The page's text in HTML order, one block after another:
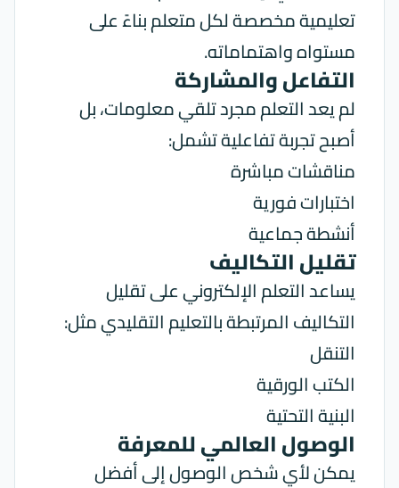
تعليمية مخصصة لكل متعلم بناءً على
مستواه واهتماماته.
التفاعل والمشاركة
لم يعد التعلم مجرد تلقي معلومات، بل
أصبح تجربة تفاعلية تشمل:
مناقشات مباشرة
اختبارات فورية
أنشطة جماعية
تقليل التكاليف
يساعدالتعلمالإلكتروني على تقليل
التكاليف المرتبطة بالتعليم التقليدي مثل:
التنقل
الكتب الورقية
البنية التحتية
الوصول العالمي للمعرفة
يمكن لأي شخص الوصول إلى أفضل